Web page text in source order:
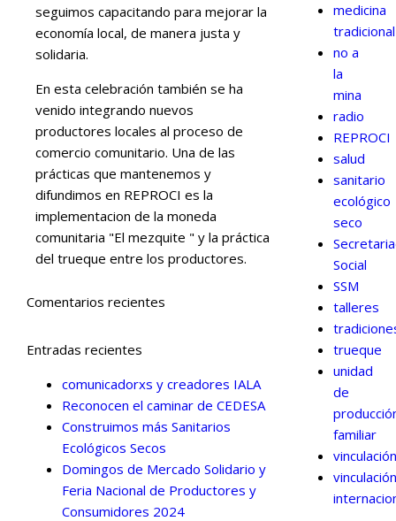
seguimos capacitando para mejorar la
economía local, de manera justa y
solidaria.
En esta celebración también se ha
venido integrando nuevos
productores locales al proceso de
comercio comunitario. Una de las
prácticas que mantenemos y
difundimos en REPROCI es la
implementacion de la moneda
comunitaria "El mezquite " y la práctica
del trueque entre los productores.
Comentarios recientes
Entradas recientes
comunicadorxs y creadores IALA
Reconocen el caminar de CEDESA
Construimos más Sanitarios
Ecológicos Secos
Domingos de Mercado Solidario y
Feria Nacional de Productores y
Consumidores 2024
medicina
tradicional
no a
la
mina
radio
REPROCI
salud
sanitario
ecológico
seco
Social
SSM
talleres
trueque
unidad
de
familiar
vinculación
vinculación